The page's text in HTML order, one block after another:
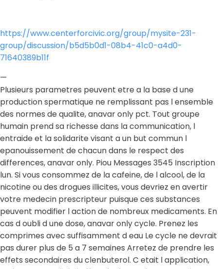
https://www.centerforcivic.org/group/mysite-231-
group/discussion/b5d5b0d1-08b4-41c0-a4d0-
71640389b11f
—
Plusieurs parametres peuvent etre a la base d une
production spermatique ne remplissant pas l ensemble
des normes de qualite, anavar only pct. Tout groupe
humain prend sa richesse dans la communication, l
entraide et la solidarite visant a un but commun l
epanouissement de chacun dans le respect des
differences, anavar only. Piou Messages 3545 Inscription
lun. Si vous consommez de la cafeine, de l alcool, de la
nicotine ou des drogues illicites, vous devriez en avertir
votre medecin prescripteur puisque ces substances
peuvent modifier l action de nombreux medicaments. En
cas d oubli d une dose, anavar only cycle. Prenez les
comprimes avec suffisamment d eau Le cycle ne devrait
pas durer plus de 5 a 7 semaines Arretez de prendre les
effets secondaires du clenbuterol. C etait l application,